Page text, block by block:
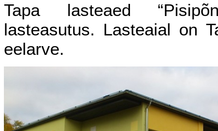
Tapa lasteaed
lasteasutus. Lasteaial on
eelarve.